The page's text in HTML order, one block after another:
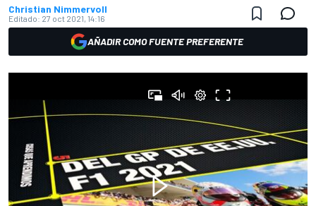
Christian Nimmervoll
Editado: 27 oct 2021, 14:16
AÑADIR COMO FUENTE PREFERENTE